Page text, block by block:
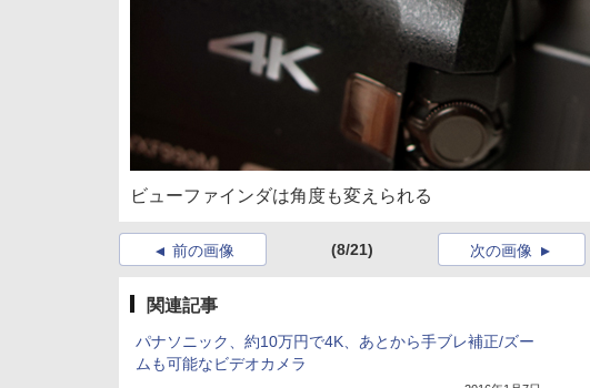
ビューファインダは角度も変えられる
前の画像 (8/21) 次の画像
関連記事
パナソニック、約10万円で4K、あとから手ブレ補正/ズー
ムも可能なビデオカメラ